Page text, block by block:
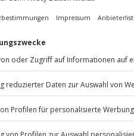
Weinbergen, kommst du
beim Weintasting auf deiner
für deine
wartet hier
dich und deine Sinne zu
nicht auf morgen? Ab mit